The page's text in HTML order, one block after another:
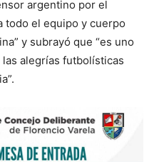
argentino por el
todo el equipo y cuerpo
y subrayó que “es uno
alegrías futbolísticas